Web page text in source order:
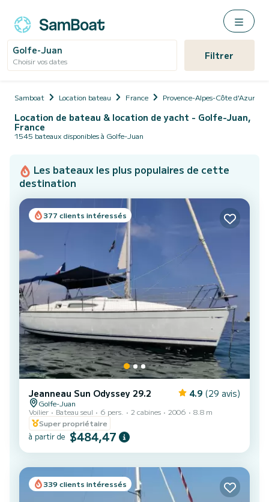
Golfe-Juan
Choisir vos dates Filtrer
Samboat Location bateau France Provence-Alpes-Côte d'Azur
Location de bateau & location de yacht - Golfe-Juan,
France
1545 bateaux disponibles à Golfe-Juan
Les bateaux les plus populaires de cette
destination
377 clients intéressés
Jeanneau Sun Odyssey 29.2 4.9 (29 avis)
Golfe-Juan
Voilier
Bateau seul 6 pers. 2 cabines 2006
8.8 m
Super propriétaire
à partir de $484,47
339 clients intéressés